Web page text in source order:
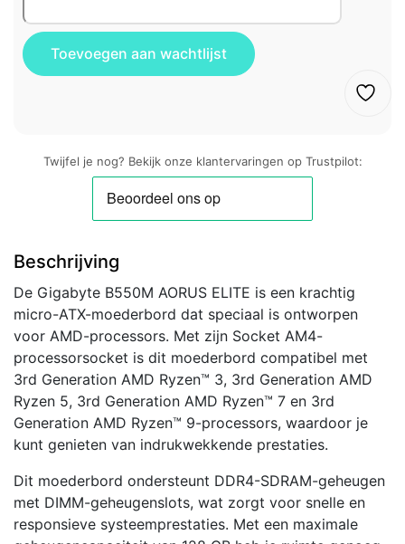
Twijfel je nog? Bekijk onze klantervaringen op Trustpilot:
Beschrijving
De Gigabyte B550M AORUS ELITE is een krachtig
micro-ATX-moederbord dat speciaal is ontworpen
voor AMD-processors. Met zijn Socket AM4-
processorsocket is dit moederbord compatibel met
3rd Generation AMD Ryzen™ 3, 3rd Generation AMD
Ryzen 5, 3rd Generation AMD Ryzen™ 7 en 3rd
Generation AMD Ryzen™ 9-processors, waardoor je
kunt genieten van indrukwekkende prestaties.
Dit moederbord ondersteunt DDR4-SDRAM-geheugen
met DIMM-geheugenslots, wat zorgt voor snelle en
responsieve systeemprestaties. Met een maximale